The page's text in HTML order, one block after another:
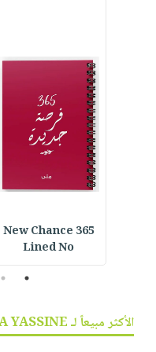
365 New Chance
Lined No
1
2
الأكثر مبيعاً لـ BY LANA YASSINE :